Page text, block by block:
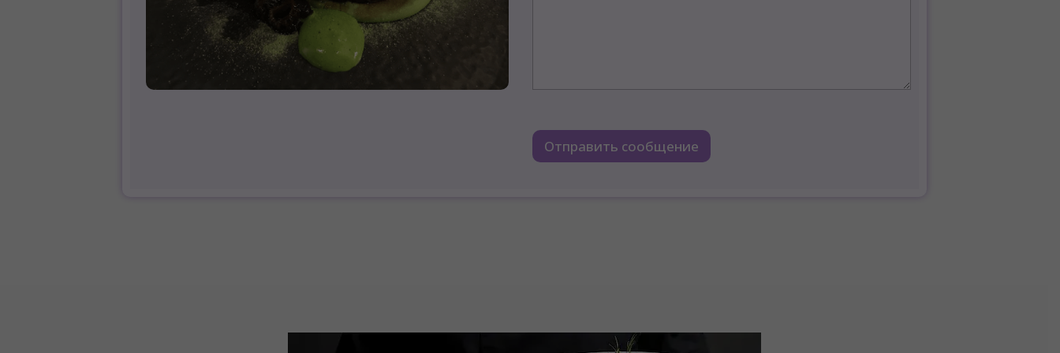
Отправить сообщение